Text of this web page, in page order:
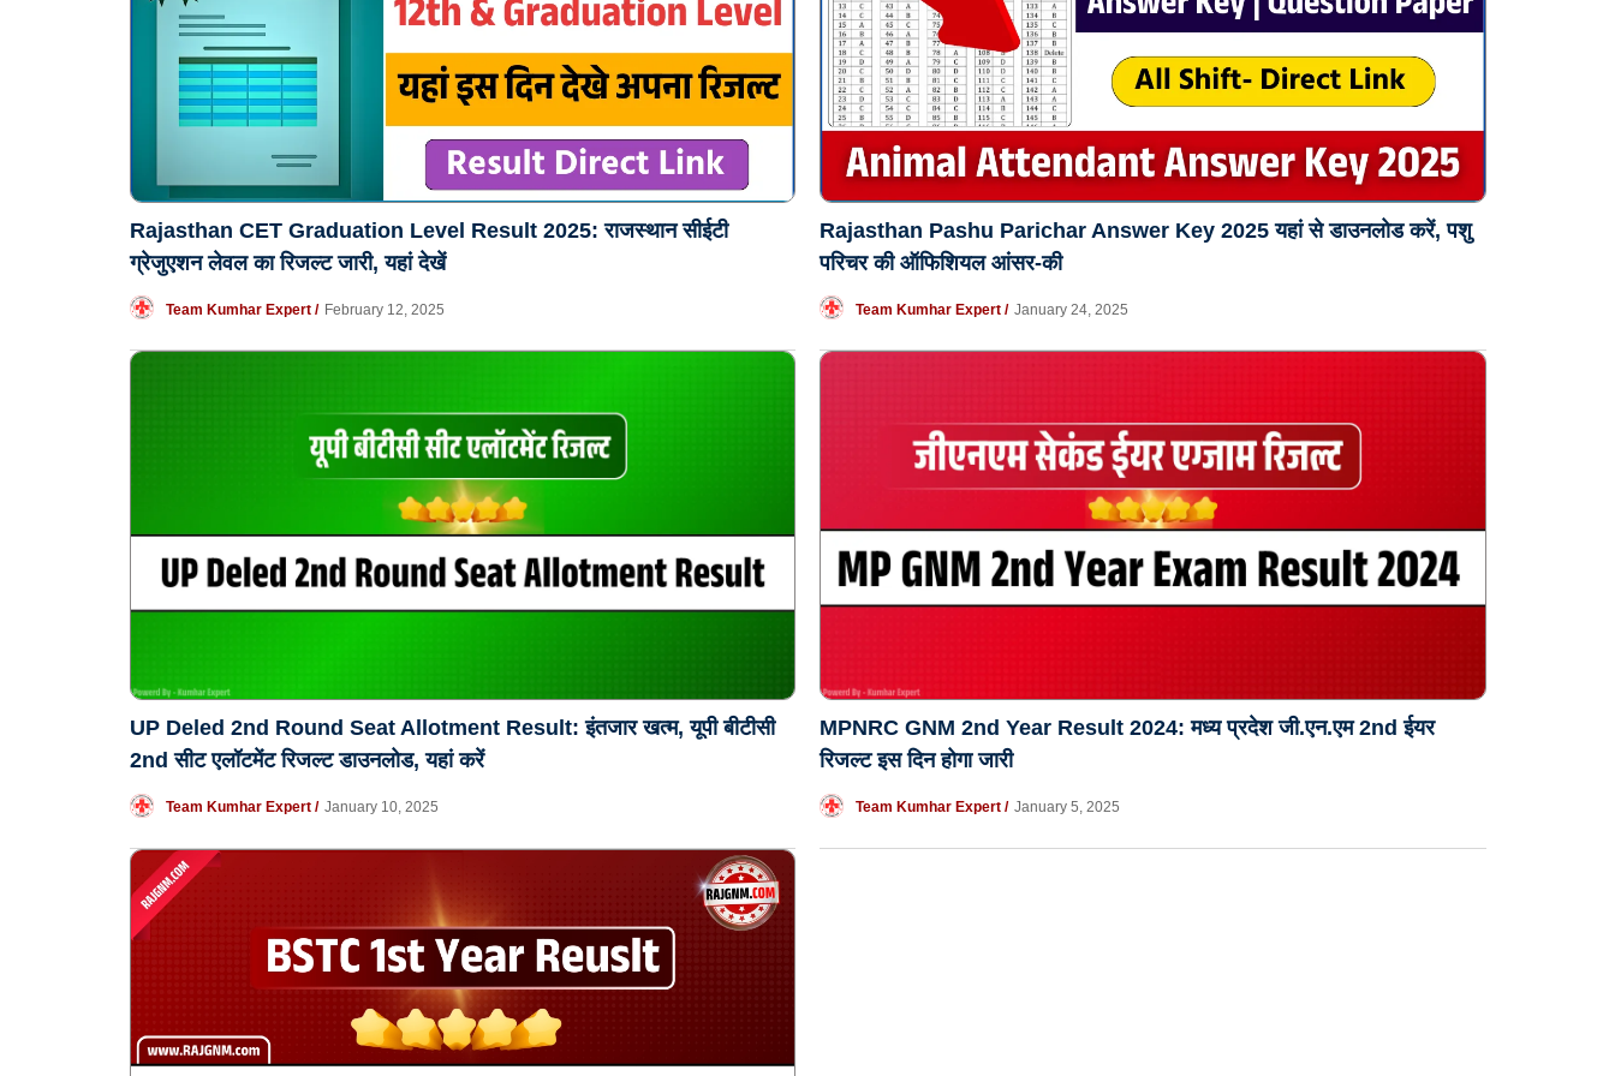
Rajasthan CET Graduation Level Result 2025: राजस्थान सीईटी
ग्रेजुएशन लेवल का रिजल्ट जारी, यहां देखें
Team Kumhar Expert / February 12, 2025
Rajasthan Pashu Parichar Answer Key 2025 यहां से डाउनलोड करें, पशु
परिचर की ऑफिशियल आंसर-की
Team Kumhar Expert / January 24, 2025
UP Deled 2nd Round Seat Allotment Result: इंतजार खत्म, यूपी बीटीसी
2nd सीट एलॉटमेंट रिजल्ट डाउनलोड, यहां करें
Team Kumhar Expert / January 10, 2025
MPNRC GNM 2nd Year Result 2024: मध्य प्रदेश जी.एन.एम 2nd ईयर
रिजल्ट इस दिन होगा जारी
Team Kumhar Expert / January 5, 2025
Join WhatsApp Group
राजस्थान GNM की नयी सुचना तुरंत पाने के लिए व्हाट्सप्प
चैनल पर जुड़े
Join on WhatsApp